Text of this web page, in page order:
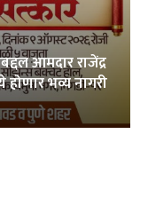
आमदार राजेंद्र
होणार भव्य नागरी